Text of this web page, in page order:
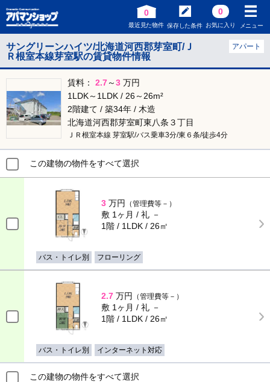
0
最近見た物件 保存した条件
0
お気に入り メニュー
サングリーンハイツ/北海道河西郡芽室町/Ｊ
Ｒ根室本線芽室駅の賃貸物件情報
アパート
賃料： 2.7～3 万円
1LDK～1LDK / 26～26m²
2階建て / 築34年 / 木造
北海道河西郡芽室町東八条３丁目
ＪＲ根室本線 芽室駅/バス乗車3分/東６条/徒歩4分
この建物の物件をすべて選択
3 万円 （管理費等－）
敷 1ヶ月 / 礼 －
1階 / 1LDK / 26㎡
バス・トイレ別 フローリング
2.7 万円 （管理費等－）
敷 1ヶ月 / 礼 －
1階 / 1LDK / 26㎡
バス・トイレ別 インターネット対応
この建物の物件をすべて選択